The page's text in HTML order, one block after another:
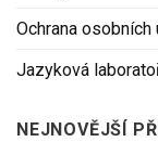
Ochrana osobních
Jazyková
NEJNOVĚJŠÍ